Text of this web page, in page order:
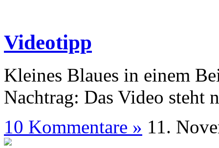
Videotipp
Kleines Blaues in einem
Nachtrag: Das Video steht
10 Kommentare » 11.